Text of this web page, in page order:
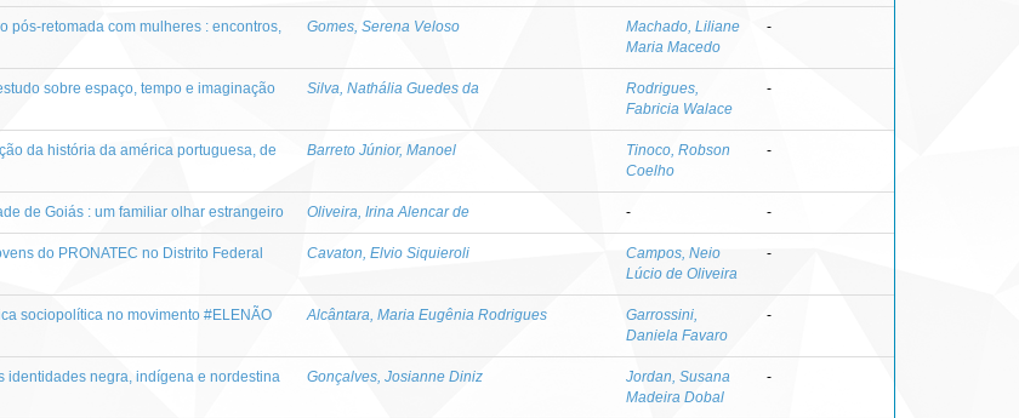
pós-retomada com mulheres : encontros,
Gomes, Serena Veloso
Machado, Liliane
Maria Macedo
-
sobre espaço, tempo e imaginação
Silva, Nathália Guedes da
Rodrigues,
Fabricia Walace
-
da história da américa portuguesa, de
Barreto Júnior, Manoel
Tinoco, Robson
Coelho
-
de Goiás : um familiar olhar estrangeiro Oliveira, Irina Alencar de - -
do PRONATEC no Distrito Federal Cavaton, Elvio Siquieroli
Campos, Neio
Lúcio de Oliveira
-
sociopolítica no movimento #ELENÃO Alcântara, Maria Eugênia Rodrigues
Garrossini,
Daniela Favaro
-
identidades negra, indígena e nordestina
Gonçalves, Josianne Diniz
Jordan, Susana
Madeira Dobal
-